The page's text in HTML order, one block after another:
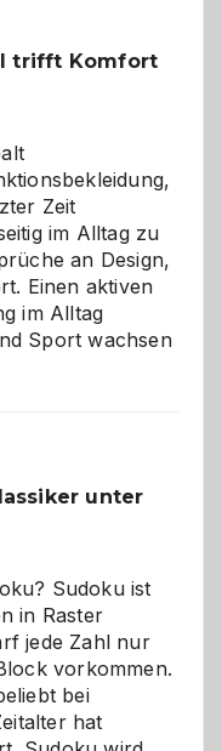
trifft Komfort
Zeit
im Alltag zu
an Design,
Einen aktiven
im Alltag
Sport wachsen
unter
Sudoku ist
in Raster
jede Zahl nur
vorkommen.
bei
hat